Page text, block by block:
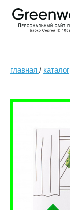
главная / каталог